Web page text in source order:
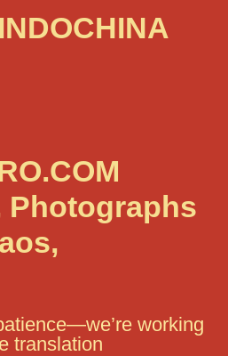
INDOCHINA
Photographs
working
translation